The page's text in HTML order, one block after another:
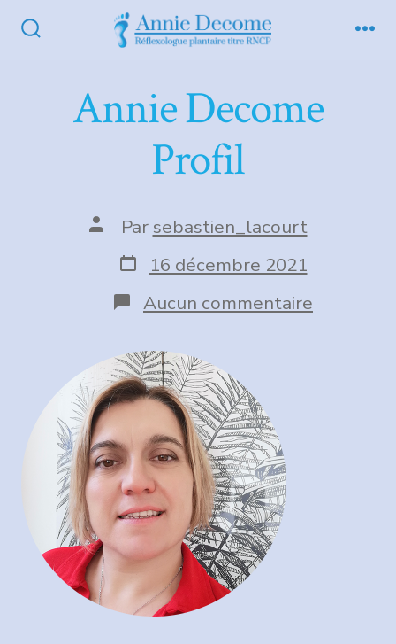
Annie Decome
Profil
Auteur
publication
Par sebastien_lacourt
Date
de
publication
16 décembre 2021
Aucun commentaire
Annie